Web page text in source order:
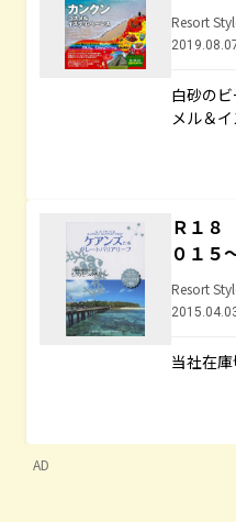
Resort
白砂の
メル＆
Ｒ１
０１５
Resort
当社在
AD